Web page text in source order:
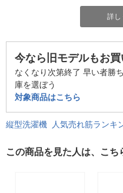
詳し
今なら旧モデルもお買
なくなり次第終了 早い者勝
庫を選ぼう
対象商品はこちら
縦型洗濯機 人気売れ筋ランキ
この商品を見た人は、こ